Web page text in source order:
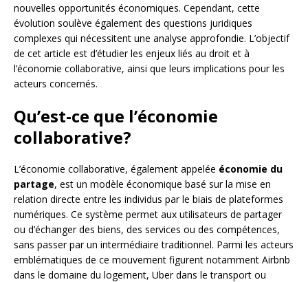
nouvelles opportunités économiques. Cependant, cette
évolution soulève également des questions juridiques
complexes qui nécessitent une analyse approfondie. L’objectif
de cet article est d’étudier les enjeux liés au droit et à
l’économie collaborative, ainsi que leurs implications pour les
acteurs concernés.
Qu’est-ce que l’économie
collaborative?
L’économie collaborative, également appelée économie du
partage, est un modèle économique basé sur la mise en
relation directe entre les individus par le biais de plateformes
numériques. Ce système permet aux utilisateurs de partager
ou d’échanger des biens, des services ou des compétences,
sans passer par un intermédiaire traditionnel. Parmi les acteurs
emblématiques de ce mouvement figurent notamment Airbnb
dans le domaine du logement, Uber dans le transport ou